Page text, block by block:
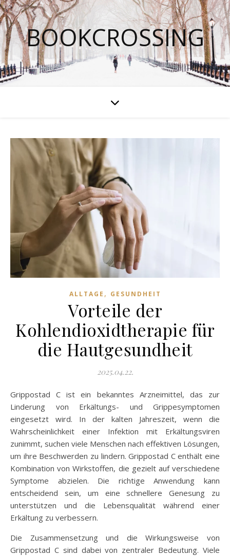
BOOKCROSSING
ALLTAGE , GESUNDHEIT
Vorteile der
Kohlendioxidtherapie für
die Hautgesundheit
2025.04.22.
Grippostad C ist ein bekanntes Arzneimittel, das zur
Linderung von Erkältungs- und Grippesymptomen
eingesetzt wird. In der kalten Jahreszeit, wenn die
Wahrscheinlichkeit einer Infektion mit Erkältungsviren
zunimmt, suchen viele Menschen nach effektiven Lösungen,
um ihre Beschwerden zu lindern. Grippostad C enthält eine
Kombination von Wirkstoffen, die gezielt auf verschiedene
Symptome abzielen. Die richtige Anwendung kann
entscheidend sein, um eine schnellere Genesung zu
unterstützen und die Lebensqualität während einer
Erkältung zu verbessern.
Die Zusammensetzung und die Wirkungsweise von
Grippostad C sind dabei von zentraler Bedeutung. Viele